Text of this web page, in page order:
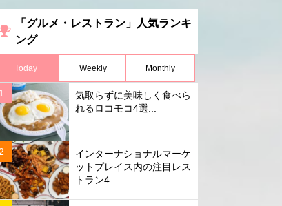
「グルメ・レストラン」人気ランキ
ング
Today Weekly Monthly
気取らずに美味しく食べら
れるロコモコ4選...
インターナショナルマーケ
ットプレイス内の注目レス
トラン4...